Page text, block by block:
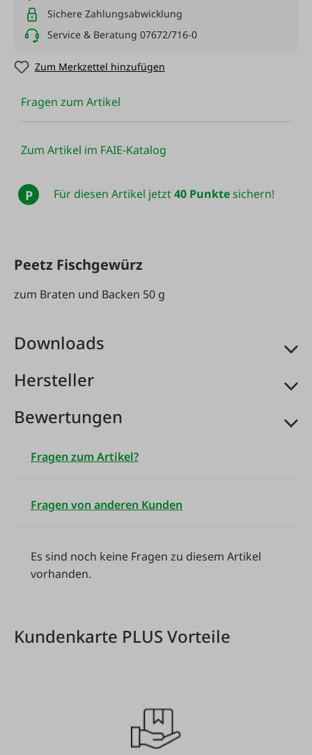
Sichere Zahlungsabwicklung
Service & Beratung 07672/716-0
Zum Merkzettel hinzufügen
Fragen zum Artikel
Zum Artikel im FAIE-Katalog
P Für diesen Artikel jetzt40 Punktesichern!
Peetz Fischgewürz
zum Braten und Backen 50 g
Downloads
Hersteller
Bewertungen
Fragen zum Artikel?
Fragen von anderen Kunden
Es sind noch keine Fragen zu diesem Artikel
vorhanden.
Kundenkarte PLUS Vorteile